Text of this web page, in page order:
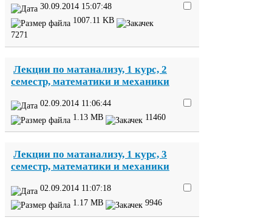
30 09 2014 15:07:48
1007 11 KB
7271
Лекции по матанализу, 1 курс, 2
семестр, математики и механики
02 09 2014 11:06:44
1.13 MB 11460
Лекции по матанализу, 1 курс, 3
семестр, математики и механики
02.09.2014 11:07:18
1 17 MB 9946